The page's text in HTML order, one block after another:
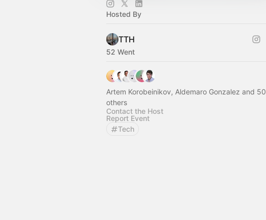
Hosted By
TTH
52 Went
Artem Korobeinikov, Aldemaro Gonzalez and 50
others
Contact the Host
Report Event
Tech